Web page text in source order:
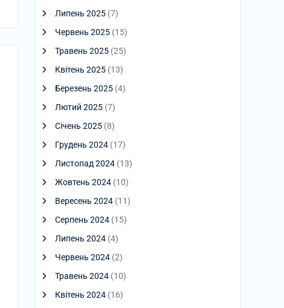
Липень 2025 (7)
Червень 2025 (15)
Травень 2025 (25)
Квітень 2025 (13)
Березень 2025 (4)
Лютий 2025 (7)
Січень 2025 (8)
Грудень 2024 (17)
Листопад 2024 (13)
Жовтень 2024 (10)
Вересень 2024 (11)
Серпень 2024 (15)
Липень 2024 (4)
Червень 2024 (2)
Травень 2024 (10)
Квітень 2024 (16)